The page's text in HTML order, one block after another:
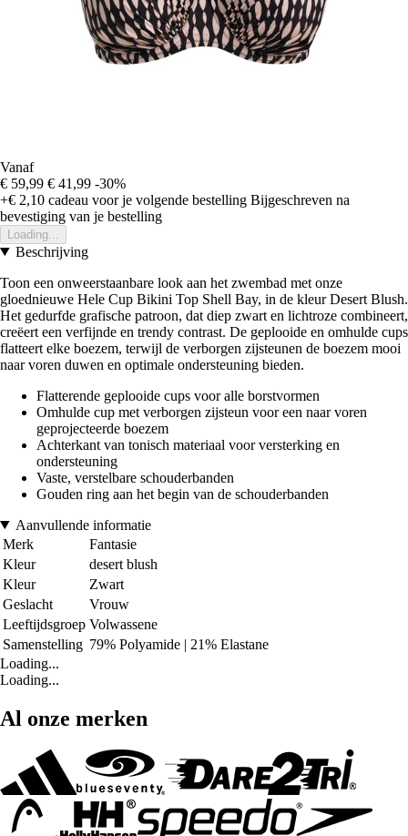
Vanaf
€ 59,99 € 41,99 -30%
+€ 2,10 cadeau voor je volgende bestelling Bijgeschreven na
bevestiging van je bestelling
Loading...
Beschrijving
Toon een onweerstaanbare look aan het zwembad met onze
gloednieuwe Hele Cup Bikini Top Shell Bay, in de kleur Desert Blush.
Het gedurfde grafische patroon, dat diep zwart en lichtroze combineert,
creëert een verfijnde en trendy contrast. De geplooide en omhulde cups
flatteert elke boezem, terwijl de verborgen zijsteunen de boezem mooi
naar voren duwen en optimale ondersteuning bieden.
Flatterende geplooide cups voor alle borstvormen
Omhulde cup met verborgen zijsteun voor een naar voren
geprojecteerde boezem
Achterkant van tonisch materiaal voor versterking en
ondersteuning
Vaste, verstelbare schouderbanden
Gouden ring aan het begin van de schouderbanden
Aanvullende informatie
Merk
Fantasie
Kleur
desert blush
Kleur
Zwart
Geslacht
Vrouw
Leeftijdsgroep Volwassene
Samenstelling 79% Polyamide | 21% Elastane
Loading...
Loading...
Al onze merken